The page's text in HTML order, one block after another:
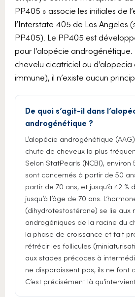
PP405 » associe les initiales de
l’Interstate 405 de Los Angeles
PP405). Le PP405 est
pour l’alopécie androgénétique.
chevelu cicatriciel ou
immune), il n’existe aucun
De quoi s’agit-il dans
androgénétique ?
L’alopécie androgénétique
chute de cheveux la plus
Selon StatPearls (NCBI), environ
sont concernés à partir de 50
partir de 70 ans, et jusqu’à 42 %
jusqu’à l’âge de 70 ans.
(dihydrotestostérone) se lie aux
androgéniques de la racine du
la phase de croissance et fait
rétrécir les follicules
aux stades précoces à
ne disparaissent pas, ils ne font
C’est précisément là